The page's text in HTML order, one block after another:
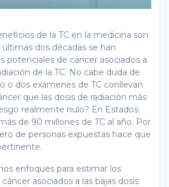
de la TC en la medicina son
dos décadas se han
potenciales de cáncer asociados a
de la TC. No cabe duda de
o dos exámenes de TC conllevan
que las dosis de radiación más
realmente nulo? En Estados
de 90 millones de TC al año. Por
de personas expuestas hace que
enfoques para estimar los
asociados a las bajas dosis